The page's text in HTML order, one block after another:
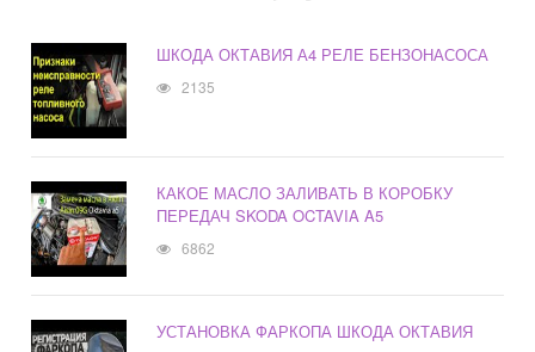
ШКОДА ОКТАВИЯ А4 РЕЛЕ БЕНЗОНАСОСА
2135
КАКОЕ МАСЛО ЗАЛИВАТЬ В КОРОБКУ
ПЕРЕДАЧ SKODA OCTAVIA A5
6862
УСТАНОВКА ФАРКОПА ШКОДА ОКТАВИЯ